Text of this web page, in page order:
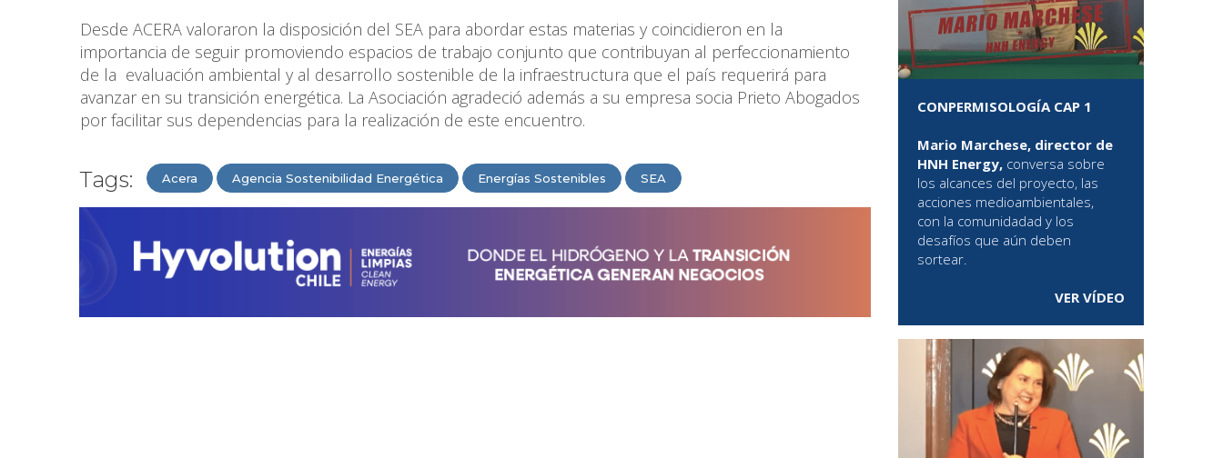
Desde ACERA valoraron la disposición del SEA para abordar estas materias y coincidieron en la
importancia de seguir promoviendo espacios de trabajo conjunto que contribuyan al perfeccionamiento
de la evaluación ambiental y al desarrollo sostenible de la infraestructura que el país requerirá para
avanzar en su transición energética. La Asociación agradeció además a su empresa socia Prieto Abogados
por facilitar sus dependencias para la realización de este encuentro.
Tags: Acera Agencia Sostenibilidad Energética Energías Sostenibles SEA
CONPERMISOLOGÍA CAP 1
Mario Marchese, director de
HNH Energy, conversa sobre
los alcances del proyecto, las
acciones medioambientales,
con la comunidadad y los
desafíos que aún deben
sortear.
VER VÍDEO